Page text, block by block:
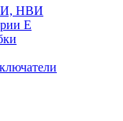
НВИ
Е